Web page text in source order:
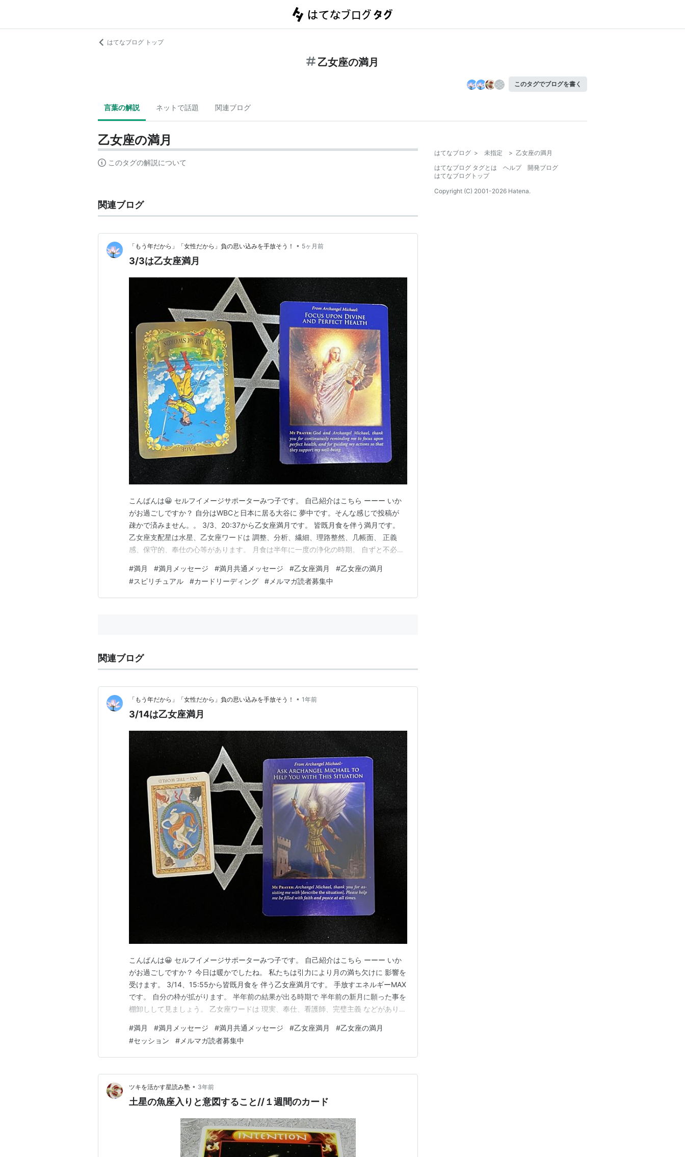
はてなブログ トップ
乙女座の満月
このタグでブログを書く
言葉の解説 ネットで話題 関連ブログ
乙女座の満月
このタグの解説について
関連ブログ
「もう年だから」「女性だから」負の思い込みを手放そう！ • 5ヶ月前
3/3は乙女座満月
こんばんは😀 セルフイメージサポーターみつ子です。 自己紹介はこちら ーーー いか
がお過ごしですか？ 自分はWBCと日本に居る大谷に 夢中です。そんな感じで投稿が
疎かで済みません。。 3/3、20:37から乙女座満月です。 皆既月食を伴う満月です。
乙女座支配星は水星、乙女座ワードは 調整、分析、繊細、理路整然、几帳面、 正義
感、保守的、奉仕の心等があります。 月食は半年に一度の浄化の時期。 自ずと不必要
影響し合い、日常に揺らぎ 当たり前の仕組みや価値観が 不確かと気付かされる。 水星
逆行の影響で 物事が滞る、…
#満月 #満月メッセージ #満月共通メッセージ #乙女座満月 #乙女座の満月
#スピリチュアル #カードリーディング # メルマガ読者募集中
関連ブログ
「もう年だから」「女性だから」負の思い込みを手放そう！ • 1年前
3/14は乙女座満月
こんばんは😀 セルフイメージサポーターみつ子です。 自己紹介はこちら ーーー いか
がお過ごしですか？ 今日は暖かでしたね。 私たちは引力により月の満ち欠けに 影響を
受けます。 3/14、15:55から皆既月食を 伴う乙女座満月です。 手放すエネルギーMAX
です。 自分の枠が拡がります。 半年前の結果が出る時期で 半年前の新月に願った事を
棚卸しして見ましょう。 乙女座ワードは 現実、奉仕、看護師、完璧主義 などがありま
い物事を 終わらせる機会が有ります。 太陽、月。ドラゴンヘッドが魚座に ある事で見
えない世界に目…
#満月 #満月メッセージ #満月共通メッセージ #乙女座満月 #乙女座の満月
#セッション # メルマガ読者募集中
ツキを活かす星読み塾 • 3年前
土星の魚座入りと意図すること//１週間のカード
はてなブログ > 未指定 > 乙女座の満月
はてなブログ タグとは
ヘルプ
開発ブログ
はてなブログトップ
Copyright (C) 2001-2026 Hatena.